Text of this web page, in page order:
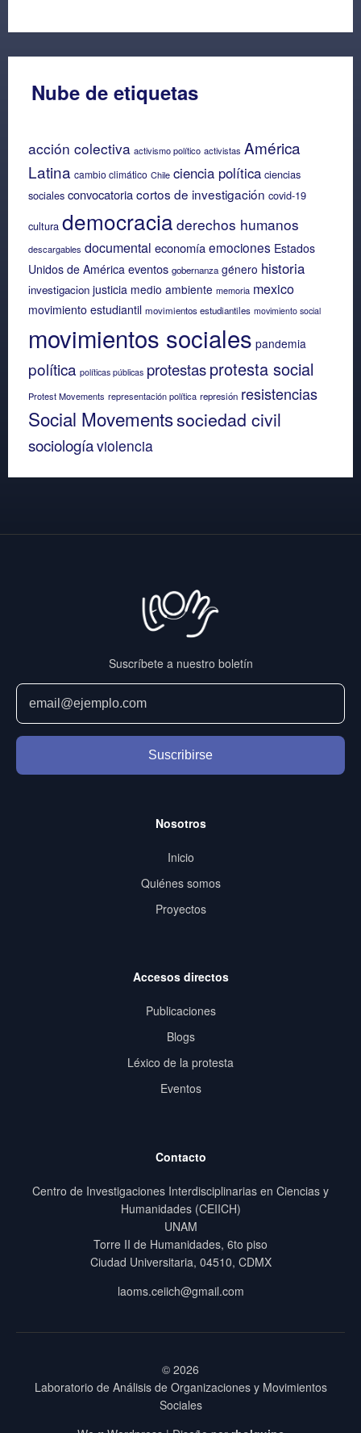
Nube de etiquetas
acción colectiva activismo político activistas América
Latina cambio climático Chile ciencia política ciencias
sociales convocatoriacortos de investigación covid-19
cultura democracia derechos humanos
descargables documental economíaemociones Estados
Unidos de América eventos gobernanza género historia
investigacion justicia medio ambiente memoria mexico
movimiento estudiantil movimientos estudiantiles movimiento social
movimientos sociales pandemia
política políticas públicas protestasprotesta social
Protest Movements representación política represión resistencias
Social Movementssociedad civil
sociologíaviolencia
Suscríbete a nuestro boletín
Suscribirse
Nosotros
Inicio
Quiénes somos
Proyectos
Accesos directos
Publicaciones
Blogs
Léxico de la protesta
Eventos
Contacto
Centro de Investigaciones Interdisciplinarias en Ciencias y
Humanidades (CEIICH)
UNAM
Torre II de Humanidades, 6to piso
Ciudad Universitaria, 04510, CDMX
laoms.ceiich@gmail.com
© 2026
Laboratorio de Análisis de Organizaciones y Movimientos
Sociales